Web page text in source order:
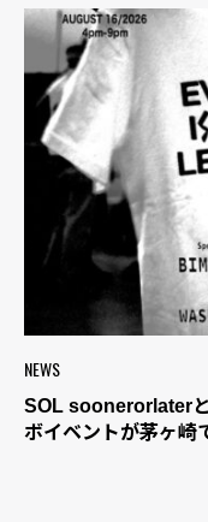
NEWS
SOL soonerorlater
ボイベントが茅ヶ崎